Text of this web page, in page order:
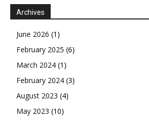
Archives
June 2026 (1)
February 2025 (6)
March 2024 (1)
February 2024 (3)
August 2023 (4)
May 2023 (10)